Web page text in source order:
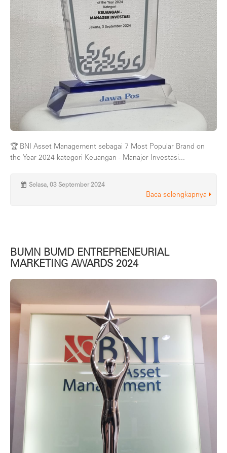
🏆 BNI Asset Management sebagai 7 Most Popular Brand on
the Year 2024 kategori Keuangan - Manajer Investasi...
Selasa, 03 September 2024
Baca selengkapnya
BUMN BUMD ENTREPRENEURIAL
MARKETING AWARDS 2024